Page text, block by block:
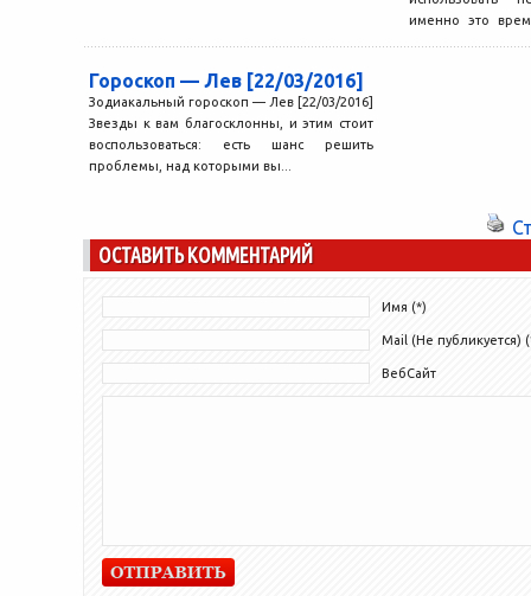
именно это
Гороскоп — Лев [22/03/2016]
Зодиакальный гороскоп — Лев [22/03/2016]
Звезды к вам благосклонны, и этим стоит
воспользоваться: есть шанс решить
проблемы, над которыми вы...
ОСТАВИТЬ КОММЕНТАРИЙ
Имя (*)
Mail (Не публикуется)
ВебСайт